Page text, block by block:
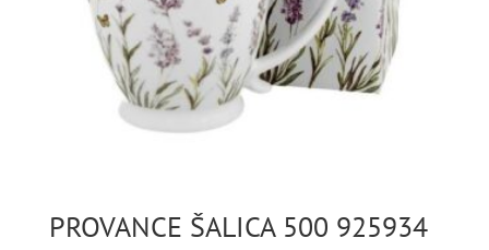
PROVANCE ŠALICA 500 925934